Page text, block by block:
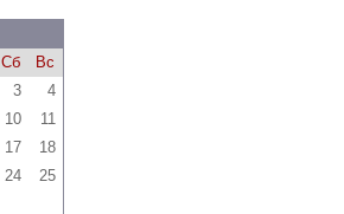
Сб
Вс
3
4
10
11
17
18
24
25